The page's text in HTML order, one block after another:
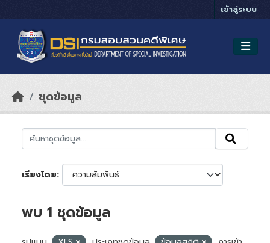
เข้าสู่ระบบ
ชุดข้อมูล
เรียงโดย
พบ 1 ชุดข้อมูล